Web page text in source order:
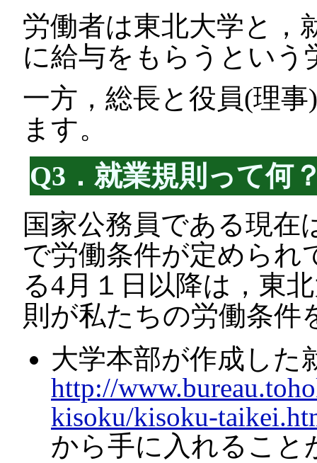
労働者は東北大学と，
に給与をもらうという
一方，総長と役員(理
ます。
Q3．就業規則って何
国家公務員である現在
で労働条件が定められ
る4月１日以降は，東
則が私たちの労働条件
大学本部が作成した
http://
kisoku/kisoku-
から手に入れること